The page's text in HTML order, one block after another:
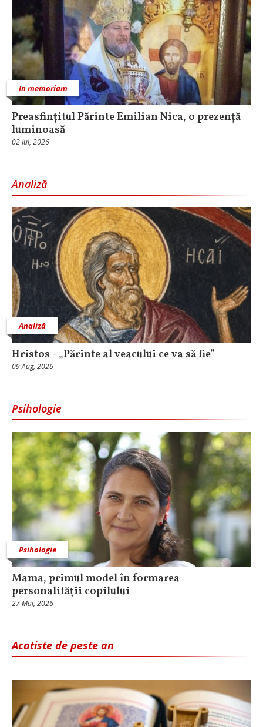
In memoriam
Preasfințitul Părinte Emilian Nica, o prezență
luminoasă
02 Iul, 2026
Analiză
Analiză
Hristos - „Părinte al veacului ce va să fie”
09 Aug, 2026
Psihologie
Psihologie
Mama, primul model în formarea
personalității copilului
27 Mai, 2026
Acatiste de peste an